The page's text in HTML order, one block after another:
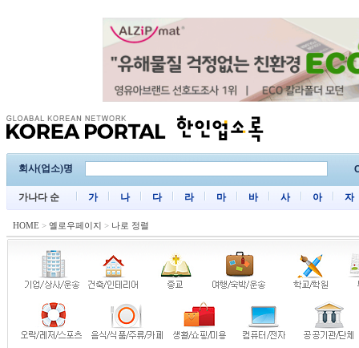
회사(업소)명
가나다 순 가 나 다 라 마 바 사 아 자
HOME > 옐로우페이지 > 나로 정렬